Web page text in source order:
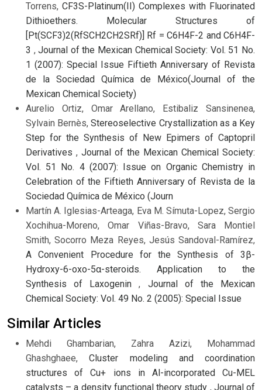
Torrens, CF3S-Platinum(II) Complexes with Fluorinated
Dithioethers. Molecular Structures of
[Pt(SCF3)2(RfSCH2CH2SRf)] Rf = C6H4F-2 and C6H4F-
3 ,Journal of the Mexican Chemical Society: Vol. 51 No.
1 (2007): Special Issue Fiftieth Anniversary of Revista
de la Sociedad Química de México(Journal of the
Mexican Chemical Society)
Aurelio Ortiz, Omar Arellano, Estibaliz Sansinenea,
Sylvain Bernès,Stereoselective Crystallization as a Key
Step for the Synthesis of New Epimers of Captopril
Derivatives , Journal of the Mexican Chemical Society:
Vol. 51 No. 4 (2007): Issue on Organic Chemistry in
Celebration of the Fiftieth Anniversary of Revista de la
Sociedad Química de México (Journ
Martín A. Iglesias-Arteaga, Eva M. Símuta-Lopez, Sergio
Xochihua-Moreno, Omar Viñas-Bravo, Sara Montiel
Smith, Socorro Meza Reyes, Jesús Sandoval-Ramírez,
A Convenient Procedure for the Synthesis of 3β-
Hydroxy-6-oxo-5α-steroids. Application to the
Synthesis of Laxogenin, Journal of the Mexican
Chemical Society: Vol. 49 No. 2 (2005): Special Issue
Similar Articles
Mehdi Ghambarian, Zahra Azizi, Mohammad
Ghashghaee,Cluster modeling and coordination
structures of Cu+ ions in Al-incorporated Cu-MEL
catalysts – a density functional theory study , Journal of